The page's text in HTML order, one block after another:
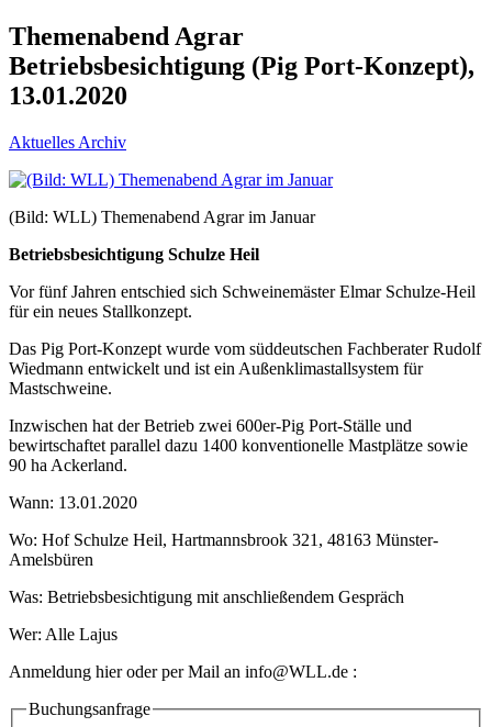
Themenabend Agrar
Betriebsbesichtigung (Pig Port-Konzept),
13.01.2020
Aktuelles Archiv
(Bild: WLL) Themenabend Agrar im Januar
Betriebsbesichtigung Schulze Heil
Vor fünf Jahren entschied sich Schweinemäster Elmar Schulze-Heil
für ein neues Stallkonzept.
Das Pig Port-Konzept wurde vom süddeutschen Fachberater Rudolf
Wiedmann entwickelt und ist ein Außenklimastallsystem für
Mastschweine.
Inzwischen hat der Betrieb zwei 600er-Pig Port-Ställe und
bewirtschaftet parallel dazu 1400 konventionelle Mastplätze sowie
90 ha Ackerland.
Wann: 13.01.2020
Wo: Hof Schulze Heil, Hartmannsbrook 321, 48163 Münster-
Amelsbüren
Was: Betriebsbesichtigung mit anschließendem Gespräch
Wer: Alle Lajus
Anmeldung hier oder per Mail an info@WLL.de :
Buchungsanfrage